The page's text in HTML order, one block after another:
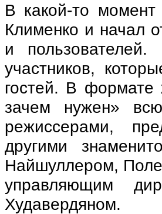
В какой-то момент
Клименко и начал
и
участников,
гостей. В формате
зачем нужен»
режиссерами,
другими
Найшуллером,
управляющим
Худавердяном.